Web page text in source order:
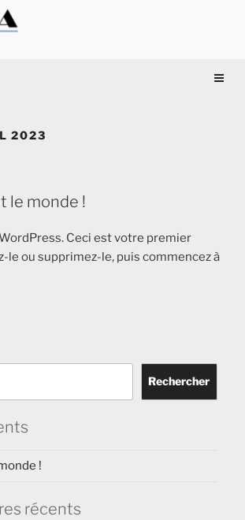
2023
le monde !
Ceci est votre premier
le ou supprimez-le, puis commencez à
Rechercher
!
récents